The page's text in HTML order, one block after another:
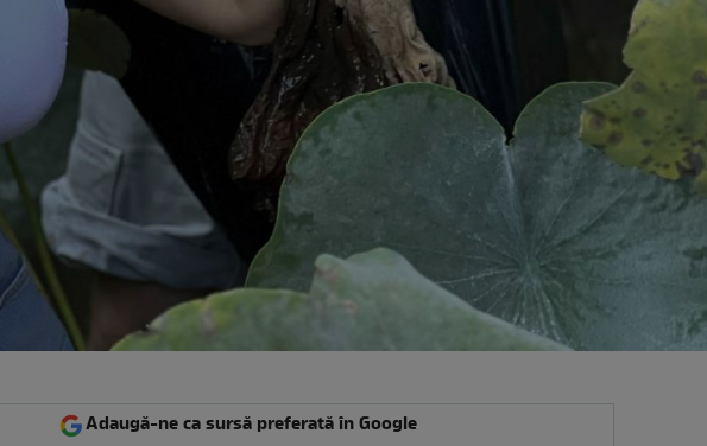
Adaugă-ne ca sursă preferată în Google